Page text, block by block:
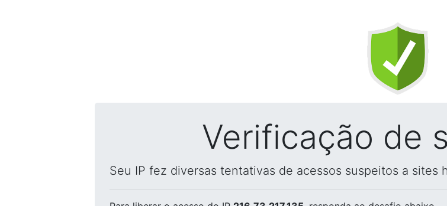
Verificação de
Seu IP fez diversas tentativas de acessos suspeitos a sites